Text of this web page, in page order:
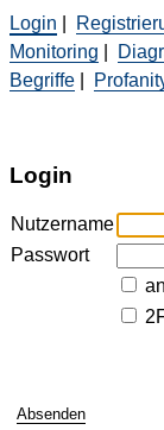
Login
Monitoring
Begriffe
Login
Nutzername
Passwort
Absenden